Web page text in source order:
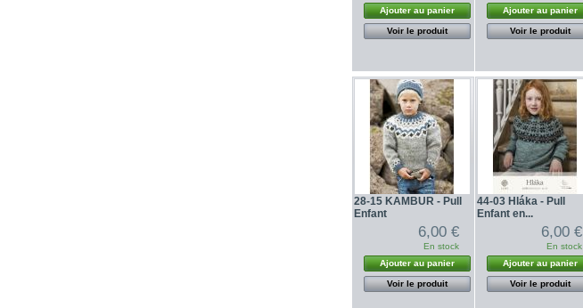
Ajouter au panier
Voir le produit
Ajouter au panier
Voir le produit
28-15 KAMBUR - Pull
Enfant
6,00 €
En stock
Ajouter au panier
Voir le produit
44-03 Hláka - Pull
Enfant en...
6,00 €
En stock
Ajouter au panier
Voir le produit